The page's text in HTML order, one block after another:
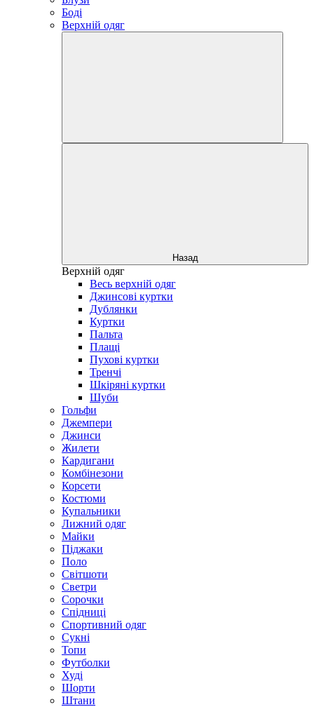
Боді
Верхній одяг
Назад
Верхній одяг
Весь верхній одяг
Джинсові куртки
Дублянки
Куртки
Пальта
Плащі
Пухові куртки
Тренчі
Шкіряні куртки
Шуби
Гольфи
Джемпери
Джинси
Жилети
Кардигани
Комбінезони
Корсети
Костюми
Купальники
Лижний одяг
Майки
Піджаки
Поло
Світшоти
Светри
Сорочки
Спідниці
Спортивний одяг
Сукні
Топи
Футболки
Худі
Шорти
Штани